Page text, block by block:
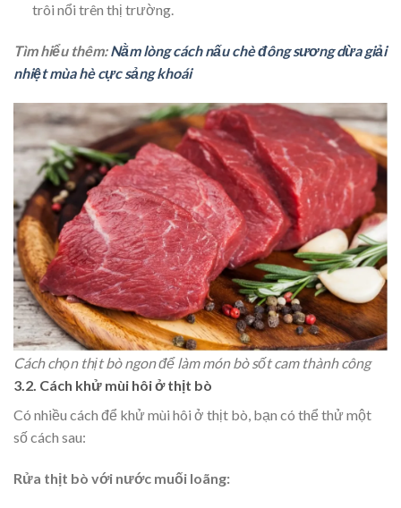
trôi nổi trên thị trường.
Tìm hiểu thêm:Nằm lòng cách nấu chè đông sương dừa giải
nhiệt mùa hè cực sảng khoái
Cách chọn thịt bò ngon để làm món bò sốt cam thành công
3.2. Cách khử mùi hôi ở thịt bò
Có nhiều cách để khử mùi hôi ở thịt bò, bạn có thể thử một
số cách sau:
Rửa thịt bò với nước muối loãng: